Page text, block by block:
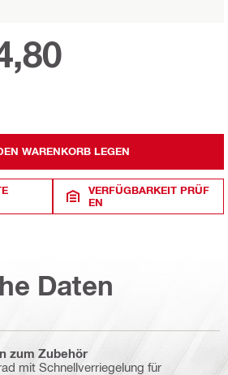
WARENKORB LEGEN
VERFÜGBARKEIT PRÜF
EN
Daten
zum Zubehör
mit Schnellverriegelung für